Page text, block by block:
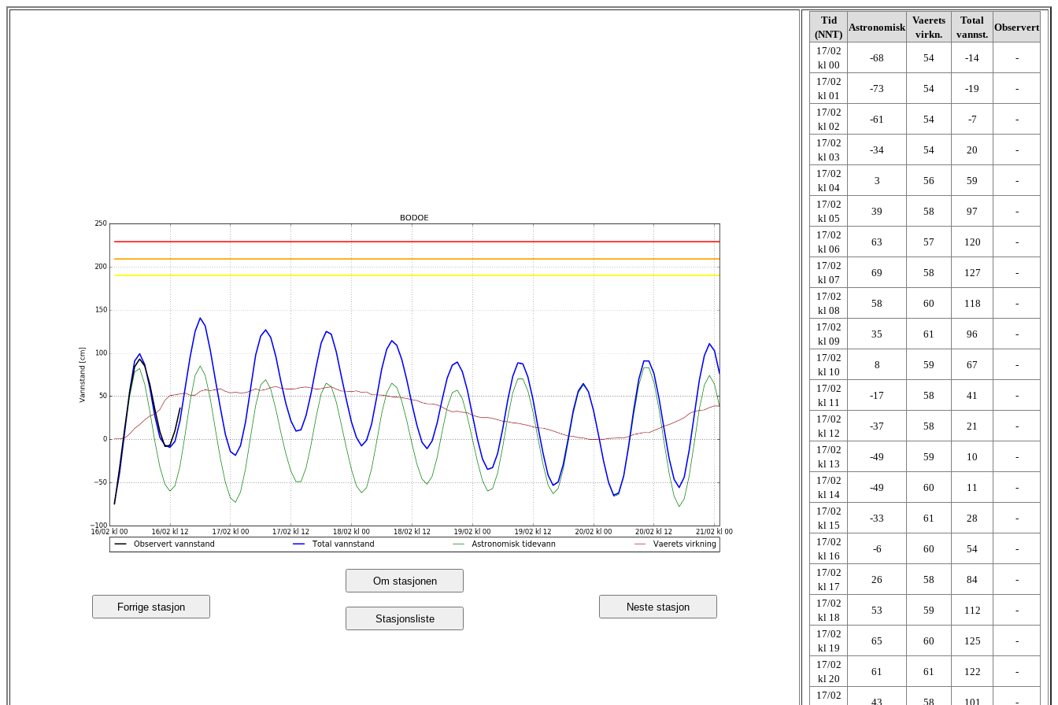
Forrige stasjon
Om stasjonen
Stasjonsliste
Neste stasjon
Tid
(NNT)
Astronomisk
Vaerets
virkn.
Total
vannst.
Observert
17/02
kl 00
-68 54 -14
-
17/02
kl 01
-73 54 -19
-
17/02
kl 02
-61 54 -7
-
17/02
kl 03
-34 54 20
-
17/02
kl 04
3 56 59
-
17/02
kl 05
39 58 97
-
17/02
kl 06
63 57 120
-
17/02
kl 07
69 58 127
-
17/02
kl 08
58 60 118
-
17/02
kl 09
35 61 96
-
17/02
kl 10
8 59 67
-
17/02
kl 11
-17 58 41
-
17/02
kl 12
-37 58 21
-
17/02
kl 13
-49 59 10
-
17/02
kl 14
-49 60 11
-
17/02
kl 15
-33 61 28
-
17/02
kl 16
-6 60 54
-
17/02
kl 17
26 58 84
-
17/02
kl 18
53 59 112
-
17/02
kl 19
65 60 125
-
17/02
kl 20
61 61 122
-
17/02
43 58 101 -